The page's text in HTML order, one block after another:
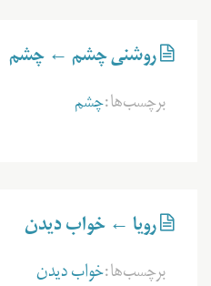
روشنی چشم ← چشم
برچسب‌ها:چشم
رویا ← خواب دیدن
برچسب‌ها:خواب دیدن